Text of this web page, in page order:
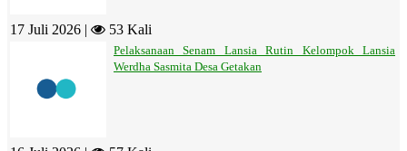
17 Juli 2026 | 53 Kali
Pelaksanaan Senam Lansia Rutin Kelompok Lansia
Werdha Sasmita Desa Getakan